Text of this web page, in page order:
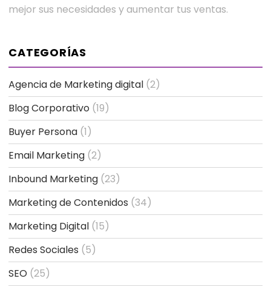
mejor sus necesidades y aumentar tus ventas.
CATEGORÍAS
Agencia de Marketing digital (2)
Blog Corporativo (19)
Buyer Persona (1)
Email Marketing (2)
Inbound Marketing (23)
Marketing de Contenidos (34)
Marketing Digital (15)
Redes Sociales (5)
SEO (25)